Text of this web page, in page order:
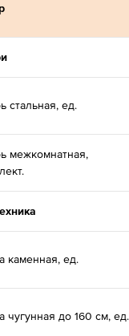
стальная, ед.
межкомнатная,
каменная, ед.
чугунная до 160 см, ед.